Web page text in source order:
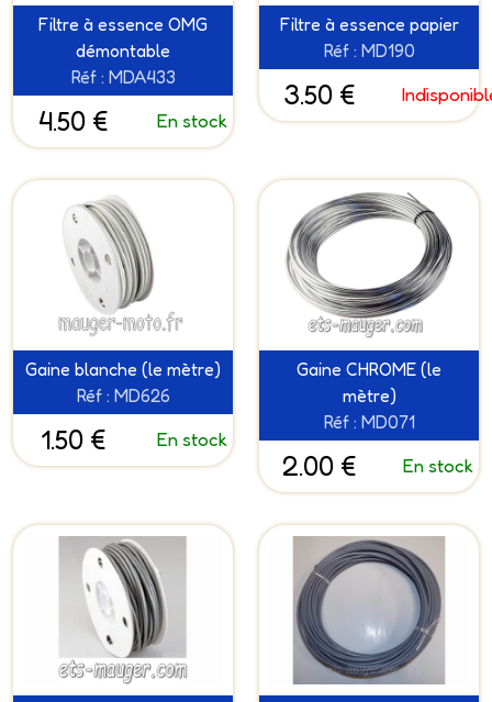
Filtre à essence OMG
démontable
Réf : MDA433
4.50 € En stock
Filtre à essence papier
Réf : MD190
3.50 €
Gaine blanche (le mètre)
Réf : MD626
1.50 € En stock
Gaine CHROME (le
mètre)
Réf : MD071
2.00 € En stock